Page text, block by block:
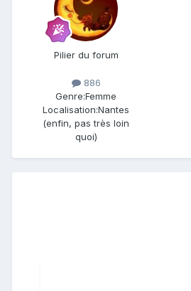
Pilier du forum
886
Genre:Femme
Localisation:Nantes
(enfin, pas très loin
quoi)